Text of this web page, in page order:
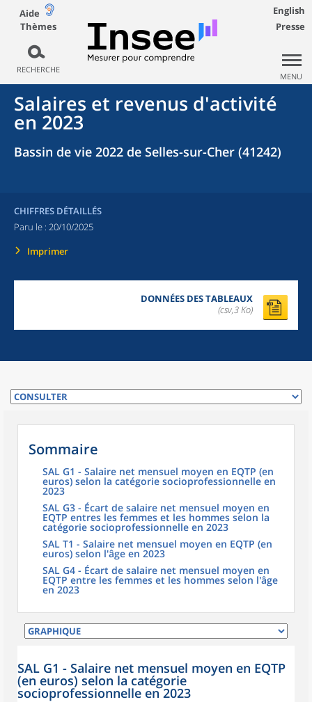
Aide
Thèmes
RECHERCHE
English
Presse
MENU
Salaires et revenus d'activité
en 2023
Bassin de vie 2022 de Selles-sur-Cher (41242)
CHIFFRES DÉTAILLÉS
Paru le : 20/10/2025
Imprimer
DONNÉES DES TABLEAUX
(csv,3 Ko)
Sommaire
SAL G1 - Salaire net mensuel moyen en EQTP (en
euros) selon la catégorie socioprofessionnelle en
2023
SAL G3 - Écart de salaire net mensuel moyen en
EQTP entres les femmes et les hommes selon la
catégorie socioprofessionnelle en 2023
SAL T1 - Salaire net mensuel moyen en EQTP (en
euros) selon l'âge en 2023
SAL G4 - Écart de salaire net mensuel moyen en
EQTP entre les femmes et les hommes selon l'âge
en 2023
SAL G1 - Salaire net mensuel moyen en EQTP
(en euros) selon la catégorie
socioprofessionnelle en 2023